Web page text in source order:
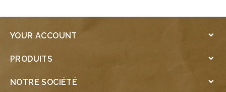
YOUR ACCOUNT 
PRODUITS 
NOTRE SOCIÉTÉ 